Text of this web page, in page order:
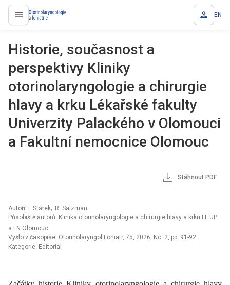
proLékaře.cz EN
Historie, současnost a
perspektivy Kliniky
otorinolaryngologie a chirurgie
hlavy a krku Lékařské fakulty
Univerzity Palackého v Olomouci
a Fakultní nemocnice Olomouc
Stáhnout PDF
Autoři: I. Stárek; R. Salzman
Působiště autorů: Klinika otorinolaryngologie a chirurgie hlavy a krku LF UP
a FN Olomouc
Vyšlo v časopise: Otorinolaryngol Foniatr, 75, 2026, No. 2, pp. 91-92.
Kategorie: Editorial